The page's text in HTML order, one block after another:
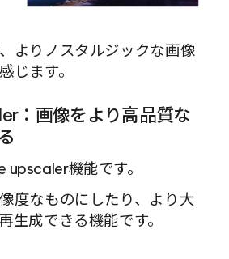
よりノスタルジックな画像
じます。
：画像をより高品質な
機能です。
度なものにしたり、より大
生成できる機能です。